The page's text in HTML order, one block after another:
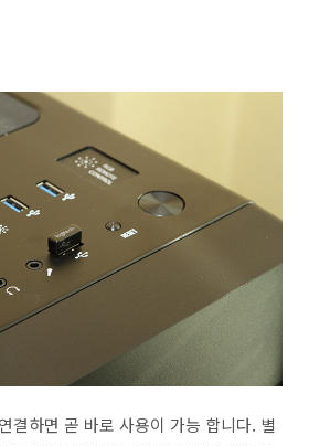
결하면 곧 바로 사용이 가능 합니다. 별